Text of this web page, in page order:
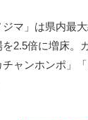
マ」は県内最
2.5倍に増床。
ャンホンポ」